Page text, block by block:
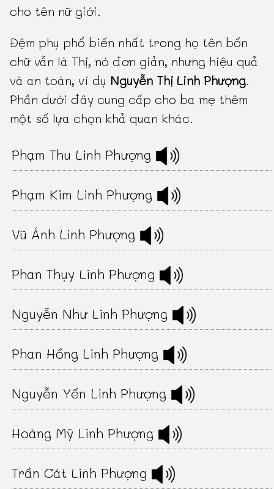
cho tên nữ giới.
Đệm phụ phổ biến nhất trong họ tên bốn
chữ vẫn là Thị, nó đơn giản, nhưng hiệu quả
và an toàn, ví dụ Nguyễn Thị Linh Phượng.
Phần dưới đây cung cấp cho ba mẹ thêm
một số lựa chọn khả quan khác.
Phạm Thu Linh Phượng
Phạm Kim Linh Phượng
Vũ Ánh Linh Phượng
Phan Thụy Linh Phượng
Nguyễn Như Linh Phượng
Phan Hồng Linh Phượng
Nguyễn Yến Linh Phượng
Hoàng Mỹ Linh Phượng
Trần Cát Linh Phượng